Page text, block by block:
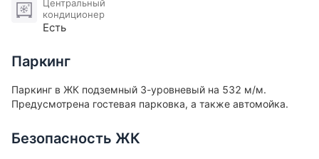
Центральный
кондиционер
Есть
Паркинг
Паркинг в ЖК подземный 3-уровневый на 532 м/м.
Предусмотрена гостевая парковка, а также автомойка.
Безопасность ЖК